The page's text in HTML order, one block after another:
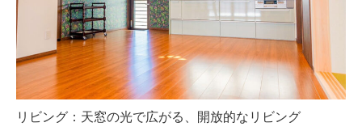
リビング：天窓の光で広がる、開放的なリビング